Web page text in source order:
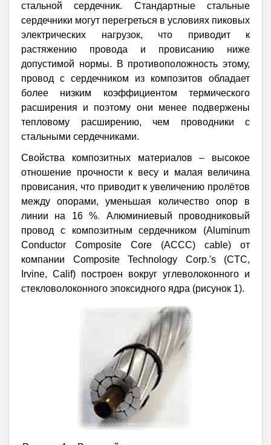
стальной сердечник. Стандартные стальные
сердечники могут перегреться в условиях пиковых
электрических нагрузок, что приводит к
растяжению провода и провисанию ниже
допустимой нормы. В противоположность этому,
провод с сердечником из композитов обладает
более низким коэффициентом термического
расширения и поэтому они менее подвержены
тепловому расширению, чем проводники с
стальными сердечниками.
Свойства композитных материалов
– высокое
отношение прочности к весу и малая величина
провисания, что приводит к увеличению пролётов
между опорами, уменьшая количество опор в
линии на 16 %. Алюминиевый проводниковый
провод с композитным сердечником (Aluminum
Conductor Composite Core (ACCC) cable) от
компании Composite Technology Corp.'s (CTC,
Irvine, Calif) построен вокруг углеволоконного и
стекловолоконного эпоксидного ядра (рисунок 1).